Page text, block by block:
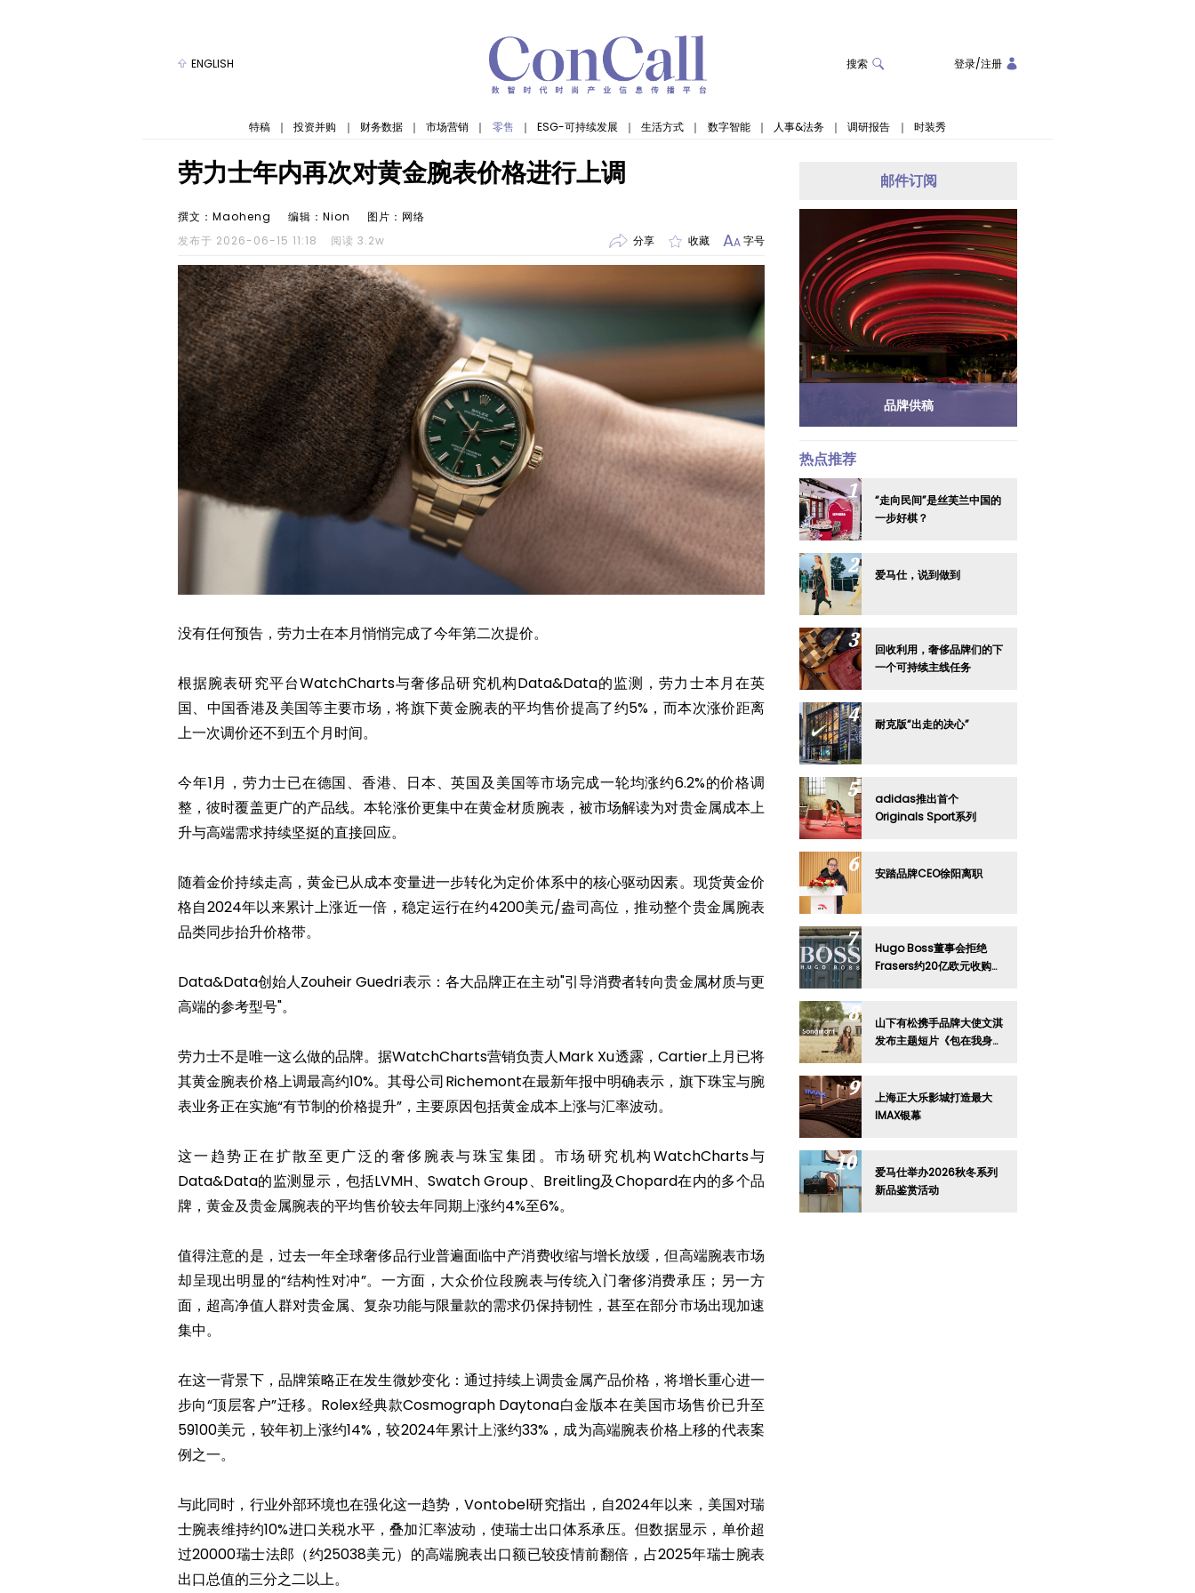
ENGLISH 搜索 登录/注册
特稿 ｜ 投资并购 ｜ 财务数据 ｜ 市场营销 ｜ 零售 ｜ ESG-可持续发展 ｜ 生活方式 ｜ 数字智能 ｜ 人事&法务 ｜ 调研报告 ｜ 时装秀
劳力士年内再次对黄金腕表价格进行上调
撰文：Maoheng 编辑：Nion
图片：网络
发布于 2026-06-15 11:18
阅读 3.2w 分享 收藏 AA字号
没有任何预告，劳力士在本月悄悄完成了今年第二次提价。
根据腕表研究平台WatchCharts与奢侈品研究机构Data&Data的监测，劳力士本月在英
国、中国香港及美国等主要市场，将旗下黄金腕表的平均售价提高了约5%，而本次涨价距离
上一次调价还不到五个月时间。
今年1月，劳力士已在德国、香港、日本、英国及美国等市场完成一轮均涨约6.2%的价格调
整，彼时覆盖更广的产品线。本轮涨价更集中在黄金材质腕表，被市场解读为对贵金属成本上
升与高端需求持续坚挺的直接回应。
随着金价持续走高，黄金已从成本变量进一步转化为定价体系中的核心驱动因素。现货黄金价
格自2024年以来累计上涨近一倍，稳定运行在约4200美元/盎司高位，推动整个贵金属腕表
品类同步抬升价格带。
Data&Data创始人Zouheir Guedri表示：各大品牌正在主动"引导消费者转向贵金属材质与更
高端的参考型号"。
劳力士不是唯一这么做的品牌。据WatchCharts营销负责人Mark Xu透露，Cartier上月已将
其黄金腕表价格上调最高约10%。其母公司Richemont在最新年报中明确表示，旗下珠宝与腕
表业务正在实施“有节制的价格提升”，主要原因包括黄金成本上涨与汇率波动。
这一趋势正在扩散至更广泛的奢侈腕表与珠宝集团。市场研究机构WatchCharts与
Data&Data的监测显示，包括LVMH、Swatch Group、Breitling及Chopard在内的多个品
牌，黄金及贵金属腕表的平均售价较去年同期上涨约4%至6%。
值得注意的是，过去一年全球奢侈品行业普遍面临中产消费收缩与增长放缓，但高端腕表市场
却呈现出明显的“结构性对冲”。一方面，大众价位段腕表与传统入门奢侈消费承压；另一方
面，超高净值人群对贵金属、复杂功能与限量款的需求仍保持韧性，甚至在部分市场出现加速
集中。
在这一背景下，品牌策略正在发生微妙变化：通过持续上调贵金属产品价格，将增长重心进一
步向“顶层客户”迁移。Rolex经典款Cosmograph Daytona白金版本在美国市场售价已升至
59100美元，较年初上涨约14%，较2024年累计上涨约33%，成为高端腕表价格上移的代表案
例之一。
与此同时，行业外部环境也在强化这一趋势，Vontobel研究指出，自2024年以来，美国对瑞
士腕表维持约10%进口关税水平，叠加汇率波动，使瑞士出口体系承压。但数据显示，单价超
过20000瑞士法郎（约25038美元）的高端腕表出口额已较疫情前翻倍，占2025年瑞士腕表
出口总值的三分之二以上。
邮件订阅
品牌供稿
热点推荐
“走向民间”是丝芙兰中国的
一步好棋？
爱马仕，说到做到
回收利用，奢侈品牌们的下
一个可持续主线任务
耐克版“出走的决心”
adidas推出首个
Originals Sport系列
安踏品牌CEO徐阳离职
Hugo Boss董事会拒绝
Frasers约20亿欧元收购要
山下有松携手品牌大使文淇
发布主题短片《包在我身
上海正大乐影城打造最大
IMAX银幕
爱马仕举办2026秋冬系列
新品鉴赏活动